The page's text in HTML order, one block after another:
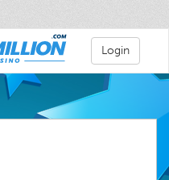
Login